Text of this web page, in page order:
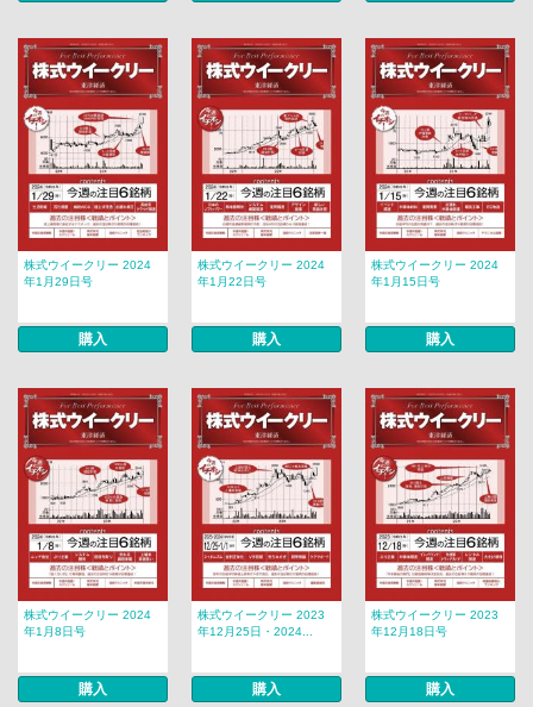
株式ウイークリー 2024
年1月29日号
購入
株式ウイークリー 2024
年1月22日号
購入
株式ウイークリー 2024
年1月15日号
購入
株式ウイークリー 2024
年1月8日号
購入
株式ウイークリー 2023
年12月25日・2024...
購入
株式ウイークリー 2023
年12月18日号
購入